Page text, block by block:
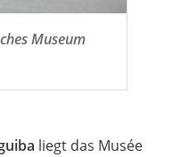
Museum
liegt das Musée